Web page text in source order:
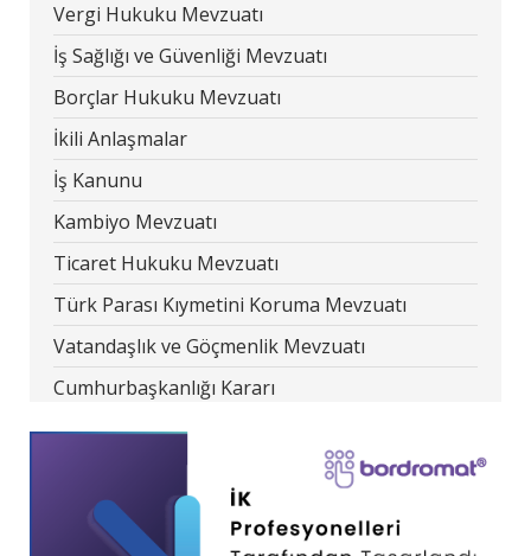
Vergi Hukuku Mevzuatı
İş Sağlığı ve Güvenliği Mevzuatı
Borçlar Hukuku Mevzuatı
İkili Anlaşmalar
İş Kanunu
Kambiyo Mevzuatı
Ticaret Hukuku Mevzuatı
Türk Parası Kıymetini Koruma Mevzuatı
Vatandaşlık ve Göçmenlik Mevzuatı
Cumhurbaşkanlığı Kararı